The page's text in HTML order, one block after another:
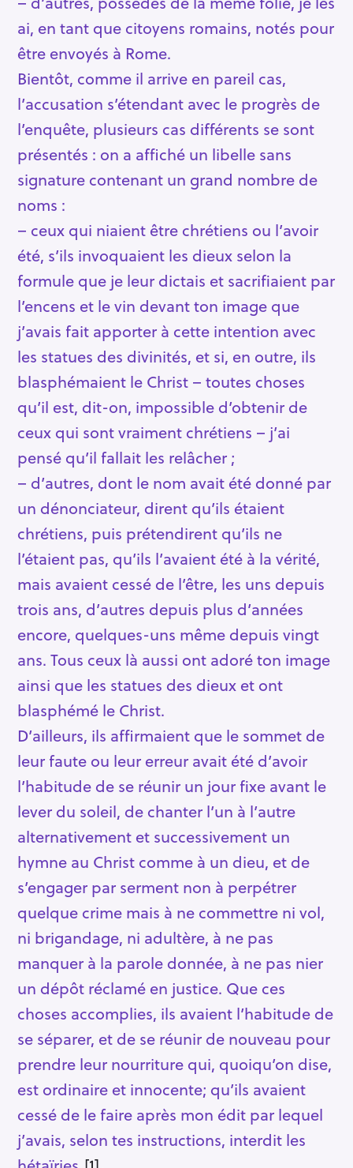
ai, en tant que citoyens romains, notés pour
être envoyés à Rome.
Bientôt, comme il arrive en pareil cas,
l’accusation s’étendant avec le progrès de
l’enquête, plusieurs cas différents se sont
présentés : on a affiché un libelle sans
signature contenant un grand nombre de
noms :
– ceux qui niaient être chrétiens ou l’avoir
été, s’ils invoquaient les dieux selon la
formule que je leur dictais et sacrifiaient par
l’encens et le vin devant ton image que
j’avais fait apporter à cette intention avec
les statues des divinités, et si, en outre, ils
blasphémaient le Christ – toutes choses
qu’il est, dit-on, impossible d’obtenir de
ceux qui sont vraiment chrétiens – j’ai
pensé qu’il fallait les relâcher ;
– d’autres, dont le nom avait été donné par
un dénonciateur, dirent qu’ils étaient
chrétiens, puis prétendirent qu’ils ne
l’étaient pas, qu’ils l’avaient été à la vérité,
mais avaient cessé de l’être, les uns depuis
trois ans, d’autres depuis plus d’années
encore, quelques-uns même depuis vingt
ans. Tous ceux là aussi ont adoré ton image
ainsi que les statues des dieux et ont
blasphémé le Christ.
D’ailleurs, ils affirmaient que le sommet de
leur faute ou leur erreur avait été d’avoir
l’habitude de se réunir un jour fixe avant le
lever du soleil, de chanter l’un à l’autre
alternativement et successivement un
hymne au Christ comme à un dieu, et de
s’engager par serment non à perpétrer
quelque crime mais à ne commettre ni vol,
ni brigandage, ni adultère, à ne pas
manquer à la parole donnée, à ne pas nier
un dépôt réclamé en justice. Que ces
choses accomplies, ils avaient l’habitude de
se séparer, et de se réunir de nouveau pour
prendre leur nourriture qui, quoiqu’on dise,
est ordinaire et innocente; qu’ils avaient
cessé de le faire après mon édit par lequel
j’avais, selon tes instructions, interdit les